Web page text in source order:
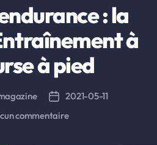
: la
à
à pied
Date
de
2021-05-11
commentairesur